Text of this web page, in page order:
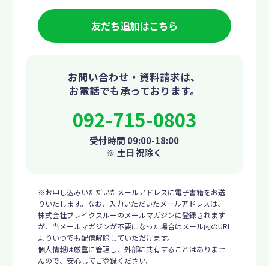
友だち追加はこちら
お問い合わせ・資料請求は、
お電話でも承っております。
092-715-0803
受付時間 09:00-18:00
※ 土日祝除く
※お申し込みいただいたメールアドレスに電子書籍をお送
りいたします。なお、入力いただいたメールアドレスは、
株式会社ブレイクスルーのメールマガジンに登録されます
が、当メールマガジンが不要になった場合はメール内のURL
よりいつでも配信解除していただけます。
個人情報は厳重に管理し、外部に共有することはありませ
んので、安心してご登録ください。